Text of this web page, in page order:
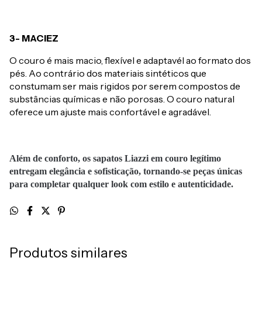
3- MACIEZ
O couro é mais macio, flexível e adaptavél ao formato dos
pés. Ao contrário dos materiais sintéticos que
constumam ser mais rigidos por serem compostos de
substâncias químicas e não porosas. O couro natural
oferece um ajuste mais confortável e agradável.
Além de conforto, os sapatos Liazzi em couro legítimo
entregam elegância e sofisticação, tornando-se peças únicas
para completar qualquer look com estilo e autenticidade.
Produtos similares